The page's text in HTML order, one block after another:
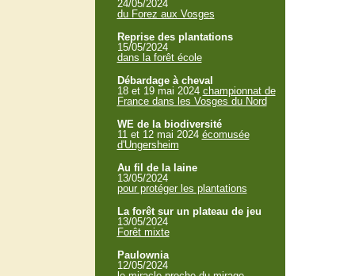
24/05/2024
du Forez aux Vosges
Reprise des plantations
15/05/2024
dans la forêt école
Débardage à cheval
18 et 19 mai 2024 championnat de
France dans les Vosges du Nord
WE de la biodiversité
11 et 12 mai 2024 écomusée
d'Ungersheim
Au fil de la laine
13/05/2024
pour protéger les plantations
La forêt sur un plateau de jeu
13/05/2024
Forêt mixte
Paulownia
12/05/2024